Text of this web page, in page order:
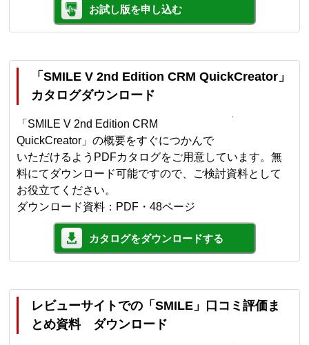
お試し版を申し込む
「SMILE V 2nd Edition CRM QuickCreator」
カタログダウンロード
「SMILE V 2nd Edition CRM
QuickCreator」の概要をすぐにつかんで
いただけるようPDFカタログをご用意しています。無
料にてダウンロード可能ですので、ご検討資料として
お役立てください。
ダウンロード資料：PDF・48ページ
カタログをダウンロードする
レビューサイトでの「SMILE」口コミ評価ま
とめ資料 ダウンロード